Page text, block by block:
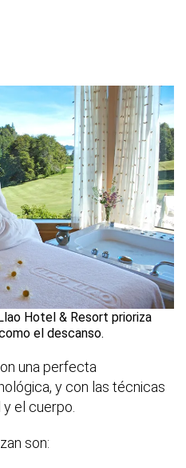
Hotel & Resort prioriza
el descanso.
una perfecta
y con las técnicas
el cuerpo.
son: